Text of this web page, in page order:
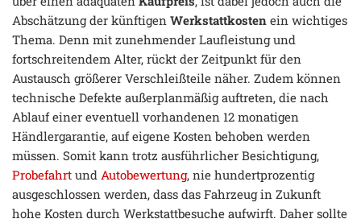
Abschätzung der künftigen Werkstattkosten ein wichtiges
Thema. Denn mit zunehmender Laufleistung und
fortschreitendem Alter, rückt der Zeitpunkt für den
Austausch größerer Verschleißteile näher. Zudem können
technische Defekte außerplanmäßig auftreten, die nach
Ablauf einer eventuell vorhandenen 12 monatigen
Händlergarantie, auf eigene Kosten behoben werden
müssen. Somit kann trotz ausführlicher Besichtigung,
Probefahrt und Autobewertung, nie hundertprozentig
ausgeschlossen werden, dass das Fahrzeug in Zukunft
hohe Kosten durch Werkstattbesuche aufwirft. Daher sollte